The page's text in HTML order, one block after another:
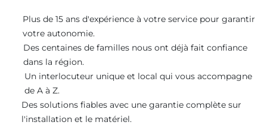
Plus de 15 ans d'expérience à votre service pour garantir
votre autonomie.
Des centaines de familles nous ont déjà fait confiance
dans la région.
Un interlocuteur unique et local qui vous accompagne
de A à Z.
Des solutions fiables avec une garantie complète sur
l'installation et le matériel.